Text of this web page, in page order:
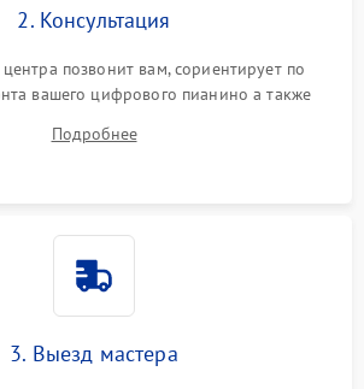
2. Консультация
позвонит вам, сориентирует по
вашего цифрового пианино а также
Подробнее
3. Выезд мастера